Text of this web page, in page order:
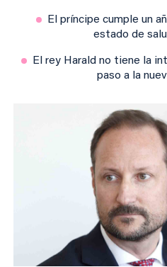
El príncipe cumple un
estado de
El rey Harald no tiene la
paso a la